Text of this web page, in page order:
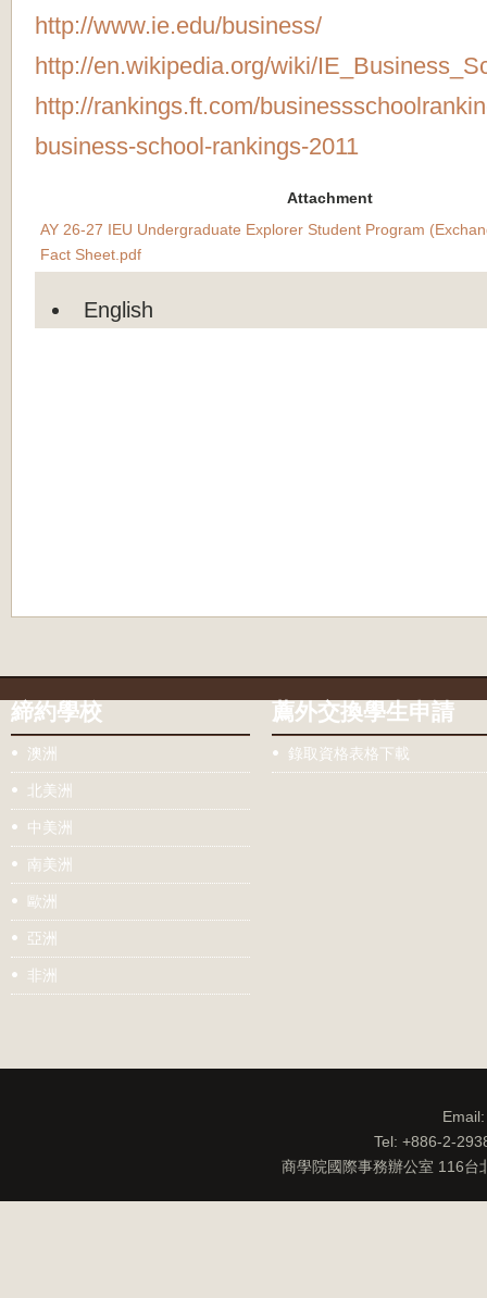
http://www.ie.edu/business/
http://en.wikipedia.org/wiki/
http://rankings.ft.com/
business-school-rankings-2011
Attachment
AY 26-27 IEU Undergraduate Explorer Student Program
Fact Sheet.pdf
English
締約學校
澳洲
北美洲
中美洲
南美洲
歐洲
亞洲
非洲
薦外交換學生申請
錄取資格表格下載
Tel: +886-2-
商學院國際事務辦公室 116台